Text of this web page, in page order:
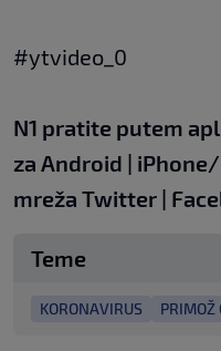
#ytvideo_0
N1 pratite putem
za Android |
mreža Twitter |
Teme
KORONAVIRUS PRIMOŽ